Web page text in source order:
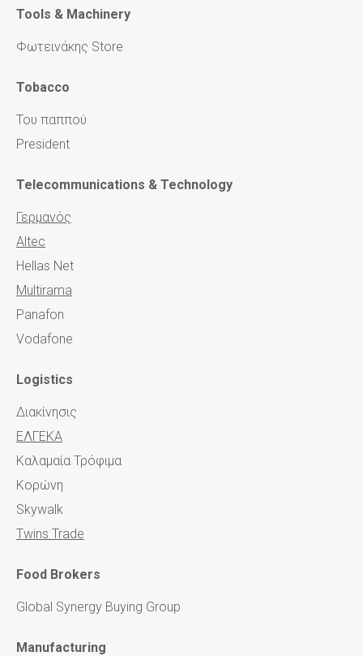
Tools & Machinery
Φωτεινάκης Store
Tobacco
Του παππού
President
Telecommunications & Technology
Γερμανός
Altec
Hellas Net
Multirama
Panafon
Vodafone
Logistics
Διακίνησις
ΕΛΓΕΚΑ
Καλαμαία Τρόφιμα
Κορώνη
Skywalk
Twins Trade
Food Brokers
Global Synergy Buying Group
Manufacturing